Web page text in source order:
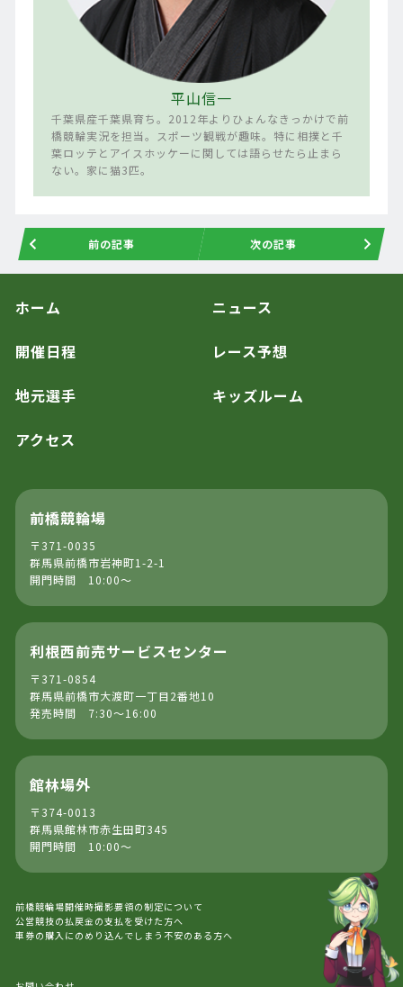
平山信一
千葉県産千葉県育ち。2012年よりひょんなきっかけで前
橋競輪実況を担当。スポーツ観戦が趣味。特に相撲と千
葉ロッテとアイスホッケーに関しては語らせたら止まら
ない。家に猫3匹。
前の記事 次の記事
ホーム ニュース
開催日程 レース予想
地元選手 キッズルーム
アクセス
前橋競輪場
〒371-0035
群馬県前橋市岩神町1-2-1
開門時間 10:00～
利根西前売サービスセンター
〒371-0854
群馬県前橋市大渡町一丁目2番地10
発売時間 7:30～16:00
館林場外
〒374-0013
群馬県館林市赤生田町345
開門時間 10:00～
前橋競輪場開催時撮影要領の制定について
公営競技の払戻金の支払を受けた方へ
車券の購入にのめり込んでしまう不安のある方へ